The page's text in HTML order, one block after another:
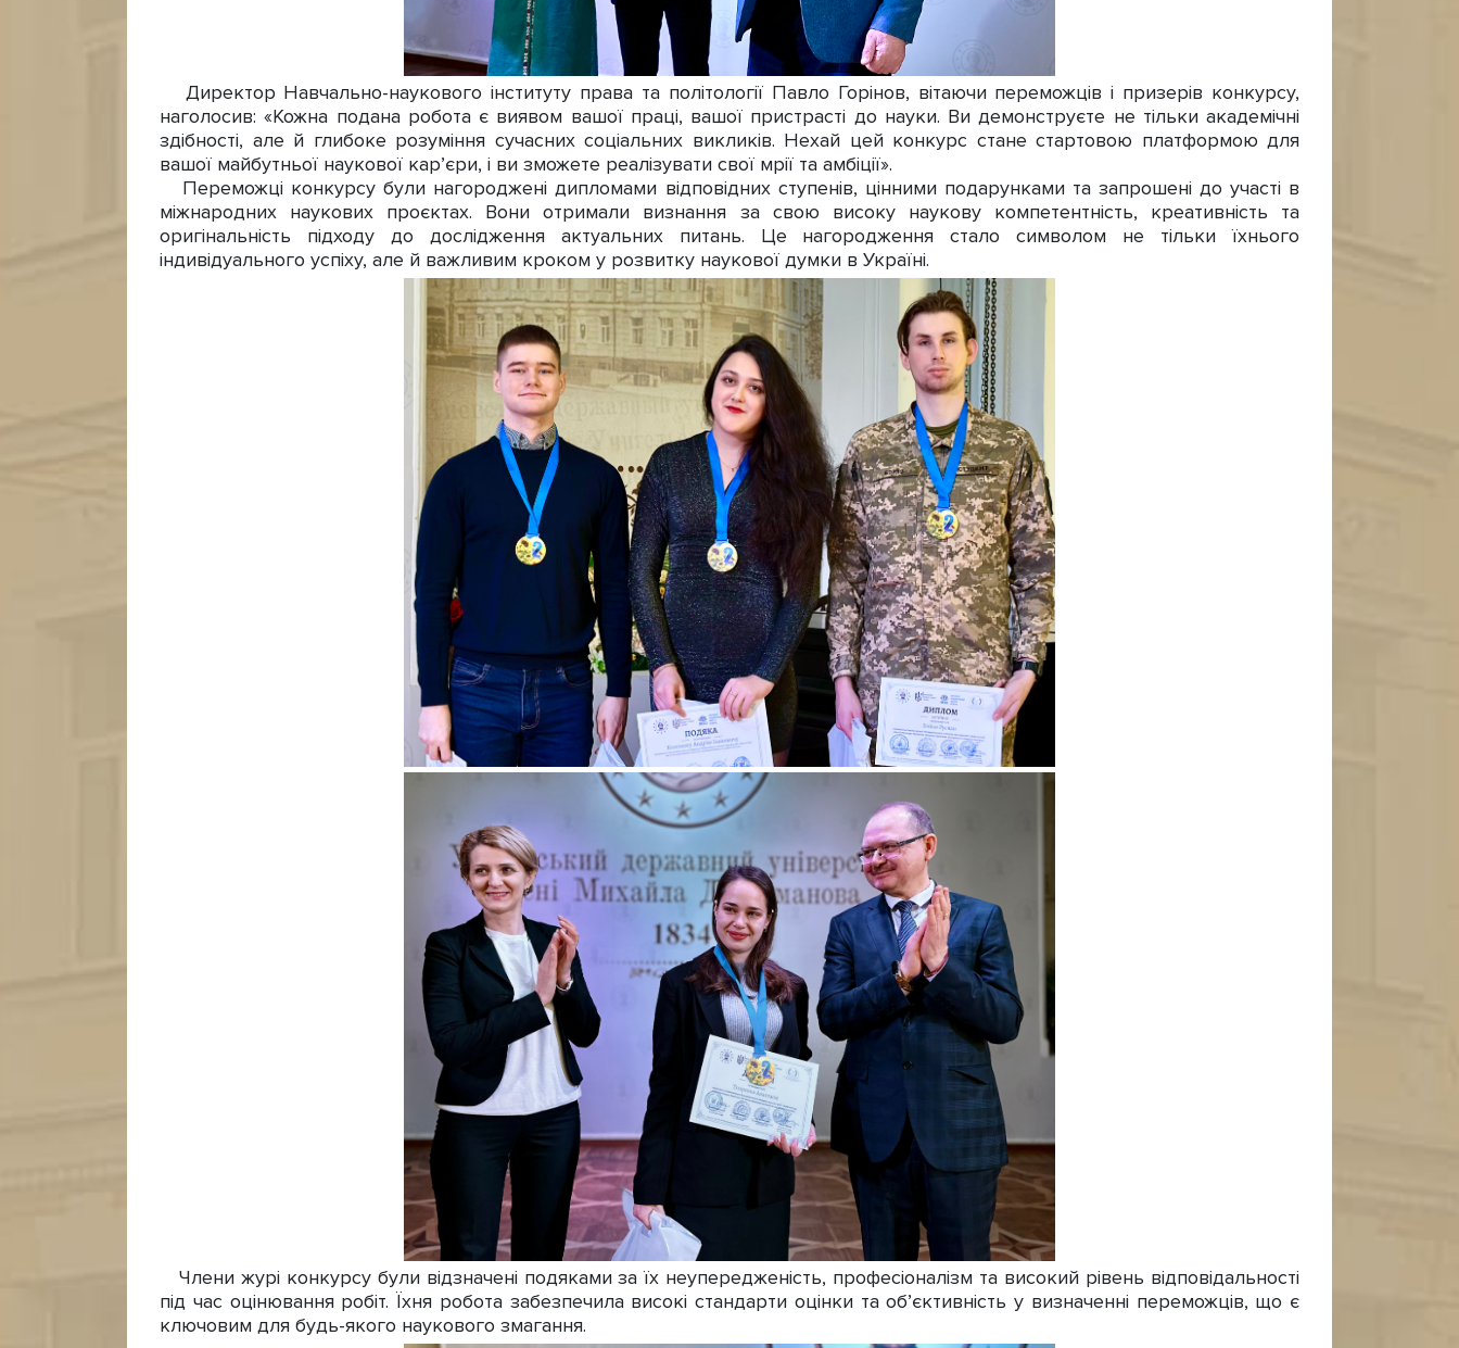
Директор Навчально-наукового інституту права та політології Павло Горінов, вітаючи переможців і призерів конкурсу,
наголосив: «Кожна подана робота є виявом вашої праці, вашої пристрасті до науки. Ви демонструєте не тільки академічні
здібності, але й глибоке розуміння сучасних соціальних викликів. Нехай цей конкурс стане стартовою платформою для
вашої майбутньої наукової кар’єри, і ви зможете реалізувати свої мрії та амбіції».
Переможці конкурсу були нагороджені дипломами відповідних ступенів, цінними подарунками та запрошені до участі в
міжнародних наукових проєктах. Вони отримали визнання за свою високу наукову компетентність, креативність та
оригінальність підходу до дослідження актуальних питань. Це нагородження стало символом не тільки їхнього
індивідуального успіху, але й важливим кроком у розвитку наукової думки в Україні.
Члени журі конкурсу були відзначені подяками за їх неупередженість, професіоналізм та високий рівень відповідальності
під час оцінювання робіт. Їхня робота забезпечила високі стандарти оцінки та об’єктивність у визначенні переможців, що є
ключовим для будь-якого наукового змагання.